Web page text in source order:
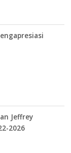
Jeffrey
2026